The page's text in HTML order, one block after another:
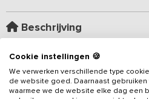
Beschrijving
Gevestigd in een prachtig
vakantieadresvoor34 personen
appartementen met elk een eigen
voor families, vrienden of collega’s
Cookie instellingen 🍪
We verwerken verschillende type
de website goed. Daarnaast
waarmee we de website elke dag een